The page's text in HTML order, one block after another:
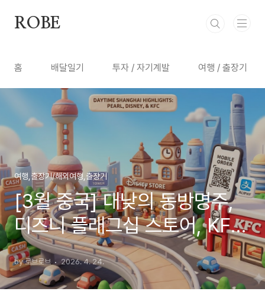
ROBE
홈 배달일기 투자 / 자기계발 여행 / 출장기
여행,출장기/해외여행,출장기
[3월 중국] 대낮의 동방명주,
디즈니 플래그십 스토어, KFC
이용기 (알리페이/현금 주문)
by 로브로브 2026. 4. 24.